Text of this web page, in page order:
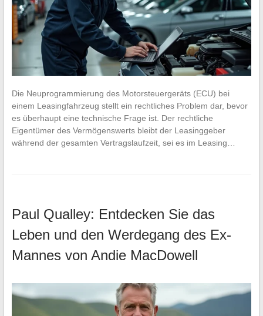
Die Neuprogrammierung des Motorsteuergeräts (ECU) bei
einem Leasingfahrzeug stellt ein rechtliches Problem dar, bevor
es überhaupt eine technische Frage ist. Der rechtliche
Eigentümer des Vermögenswerts bleibt der Leasinggeber
während der gesamten Vertragslaufzeit, sei es im Leasing…
Paul Qualley: Entdecken Sie das
Leben und den Werdegang des Ex-
Mannes von Andie MacDowell